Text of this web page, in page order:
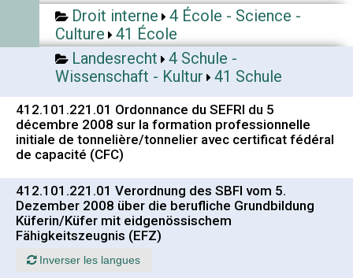
Droit interne
4 École - Science -
Culture
41 École
Landesrecht
4 Schule -
Wissenschaft - Kultur
41 Schule
412.101.221.01 Ordonnance du SEFRI du 5
décembre 2008 sur la formation professionnelle
initiale de tonnelière/tonnelier avec certificat fédéral
de capacité (CFC)
412.101.221.01 Verordnung des SBFI vom 5.
Dezember 2008 über die berufliche Grundbildung
Küferin/Küfer mit eidgenössischem
Fähigkeitszeugnis (EFZ)
Inverser les langues